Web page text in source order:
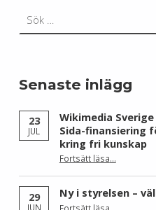
Senaste inlägg
23
JUL
Wikimedia
Sida-finansiering
kring fri kunskap
Fortsätt läsa“Wikimedia Sverige och Wikimedia Brasil får Sida-finansiering för att stärka civilsamhället kring fri kunskap”
…
29
JUN
Ny i styrelsen –
“Ny i styrelsen – välkommen Antonio Molin!”